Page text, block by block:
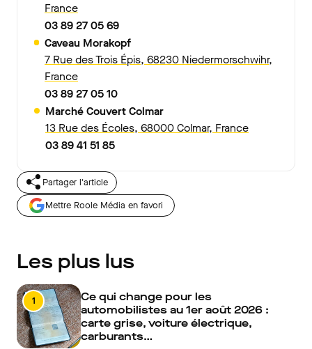
France
03 89 27 05 69
Caveau Morakopf
7 Rue des Trois Épis, 68230 Niedermorschwihr,
France
03 89 27 05 10
Marché Couvert Colmar
13 Rue des Écoles, 68000 Colmar, France
03 89 41 51 85
Partager l'article
Mettre Roole Média en favori
Les plus lus
1
Ce qui change pour les
automobilistes au 1er août 2026 :
carte grise, voiture électrique,
carburants…